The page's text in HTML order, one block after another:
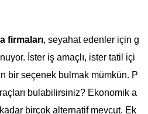
firmaları, seyahat edenler için g
İster iş amaçlı, ister tatil içi
bir seçenek bulmak mümkün. P
bulabilirsiniz? Ekonomik a
birçok alternatif mevcut. Ek